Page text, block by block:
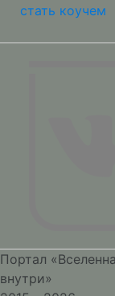
стать коучем
Портал
внутри»